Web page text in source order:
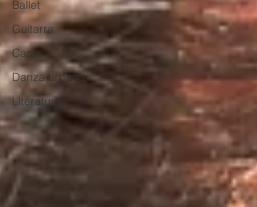
Ballet
Guitarra
Canto
Danza urbana
Literatura